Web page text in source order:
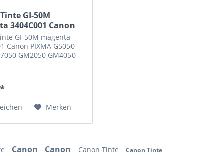
GI-50M
3404C001 Canon
GI-50M magenta
Canon PIXMA G5050
GM2050 GM4050
Merken
Canon Canon Canon Tinte Canon Tinte